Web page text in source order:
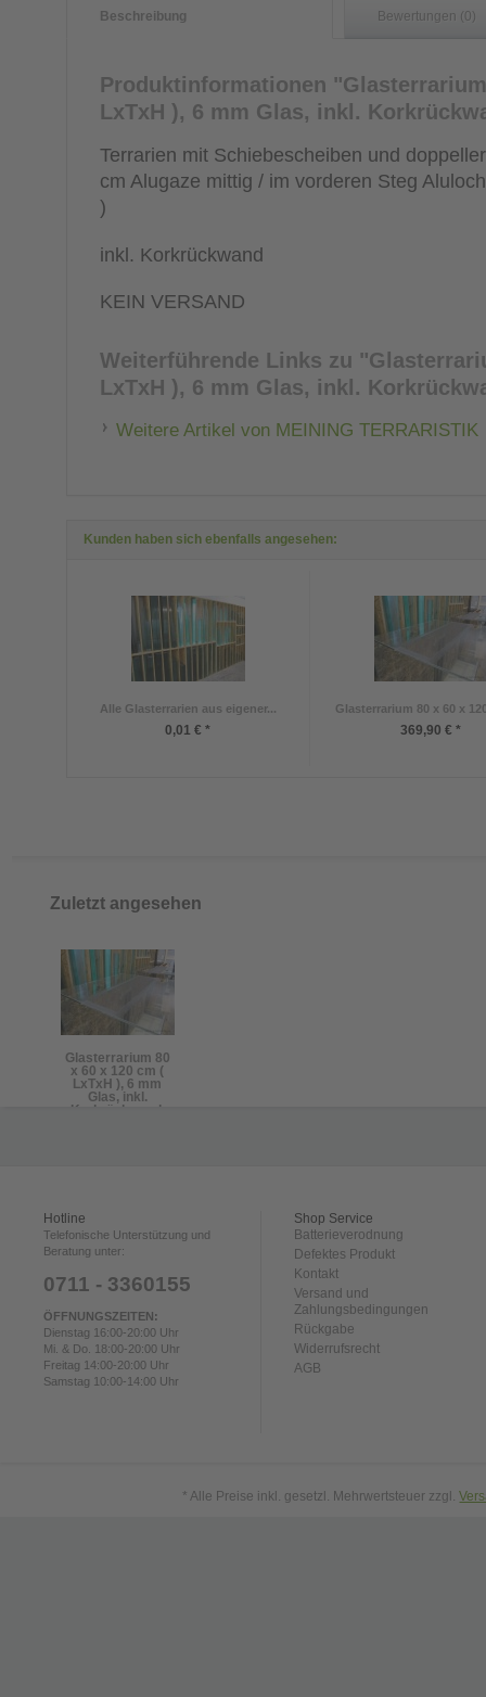
Beschreibung Bewertungen (0)
Produktinformationen
LxTxH ), 6 mm Glas, inkl.
Terrarien mit Schiebescheiben und
cm Alugaze mittig / im vorderen Steg
)
inkl. Korkrückwand
KEIN VERSAND
Weiterführende Links zu
LxTxH ), 6 mm Glas, inkl.
Weitere Artikel von MEINING TERRARISTIK
Kunden haben sich ebenfalls angesehen:
Alle Glasterrarien aus eigener...
0,01 € *
Glasterrarium 80 x 60 x
369,90 € *
Zuletzt angesehen
Glasterrarium 80
x 60 x 120 cm (
LxTxH ), 6 mm
Glas, inkl.
Korkrückwand,
Hotline
Telefonische Unterstützung und
Beratung unter:
0711 - 3360155
ÖFFNUNGSZEITEN:
Dienstag 16:00-20:00 Uhr
Mi. & Do. 18:00-20:00 Uhr
Freitag 14:00-20:00 Uhr
Samstag 10:00-14:00 Uhr
Shop Service
Batterieverodnung
Defektes Produkt
Kontakt
Versand und
Zahlungsbedingungen
Rückgabe
Widerrufsrecht
AGB
* Alle Preise inkl. gesetzl. Mehrwertsteuer zzgl.